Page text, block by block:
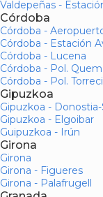
Valdepeñas -
Córdoba
Córdoba -
Córdoba - Estación
Córdoba - Lucena
Córdoba - Pol.
Córdoba - Pol.
Gipuzkoa
Gipuzkoa -
Gipuzkoa - Elgoibar
Guipuzkoa - Irún
Girona
Girona
Girona - Figueres
Girona - Palafrugell